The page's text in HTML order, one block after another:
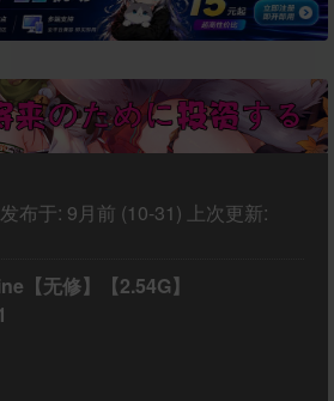
发布于: 9月前 (10-31) 上次更新:
【无修】【2.54G】